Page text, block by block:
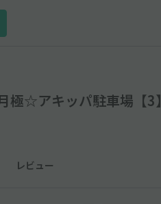
極☆アキッパ駐車場【3】
レビュー